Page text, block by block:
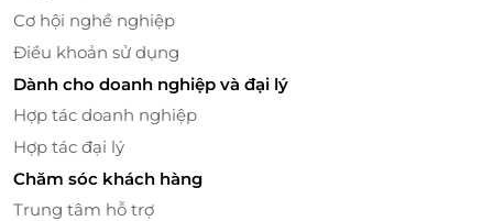
Cơ hội nghề nghiệp
Điều khoản sử dụng
Dành cho doanh nghiệp và đại lý
Hợp tác doanh nghiệp
Hợp tác đại lý
Chăm sóc khách hàng
Trung tâm hỗ trợ